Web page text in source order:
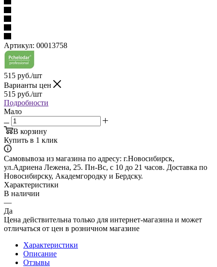
Артикул: 00013758
515 руб./шт
Варианты цен
515 руб./шт
Подробности
Мало
В корзину
Купить в 1 клик
Самовывоза из магазина по адресу: г.Новосибирск,
ул.Адриена Лежена, 25. Пн-Вс, с 10 до 21 часов. Доставка по
Новосибирску, Академгородку и Бердску.
Характеристики
В наличии
—
Да
Цена действительна только для интернет-магазина и может
отличаться от цен в розничном магазине
Характеристики
Описание
Отзывы